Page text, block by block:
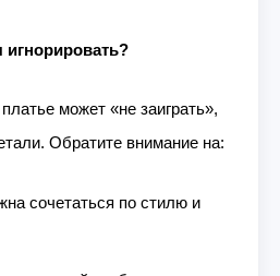
игнорировать?
может «не заиграть»,
Обратите внимание на:
сочетаться по стилю и